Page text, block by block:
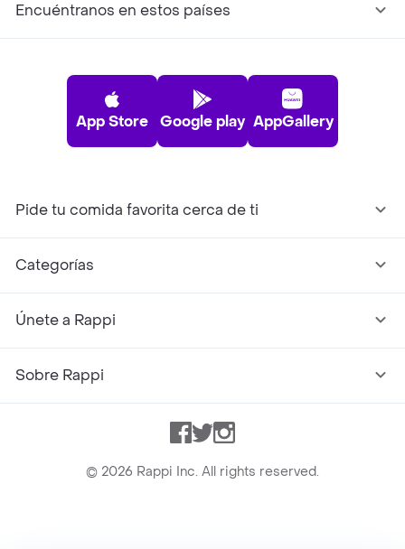
Encuéntranos en estos países
App Store Google play AppGallery
Pide tu comida favorita cerca de ti
Categorías
Únete a Rappi
Sobre Rappi
Facebook
TwitterInstagram
© 2026 Rappi Inc. All rights reserved.